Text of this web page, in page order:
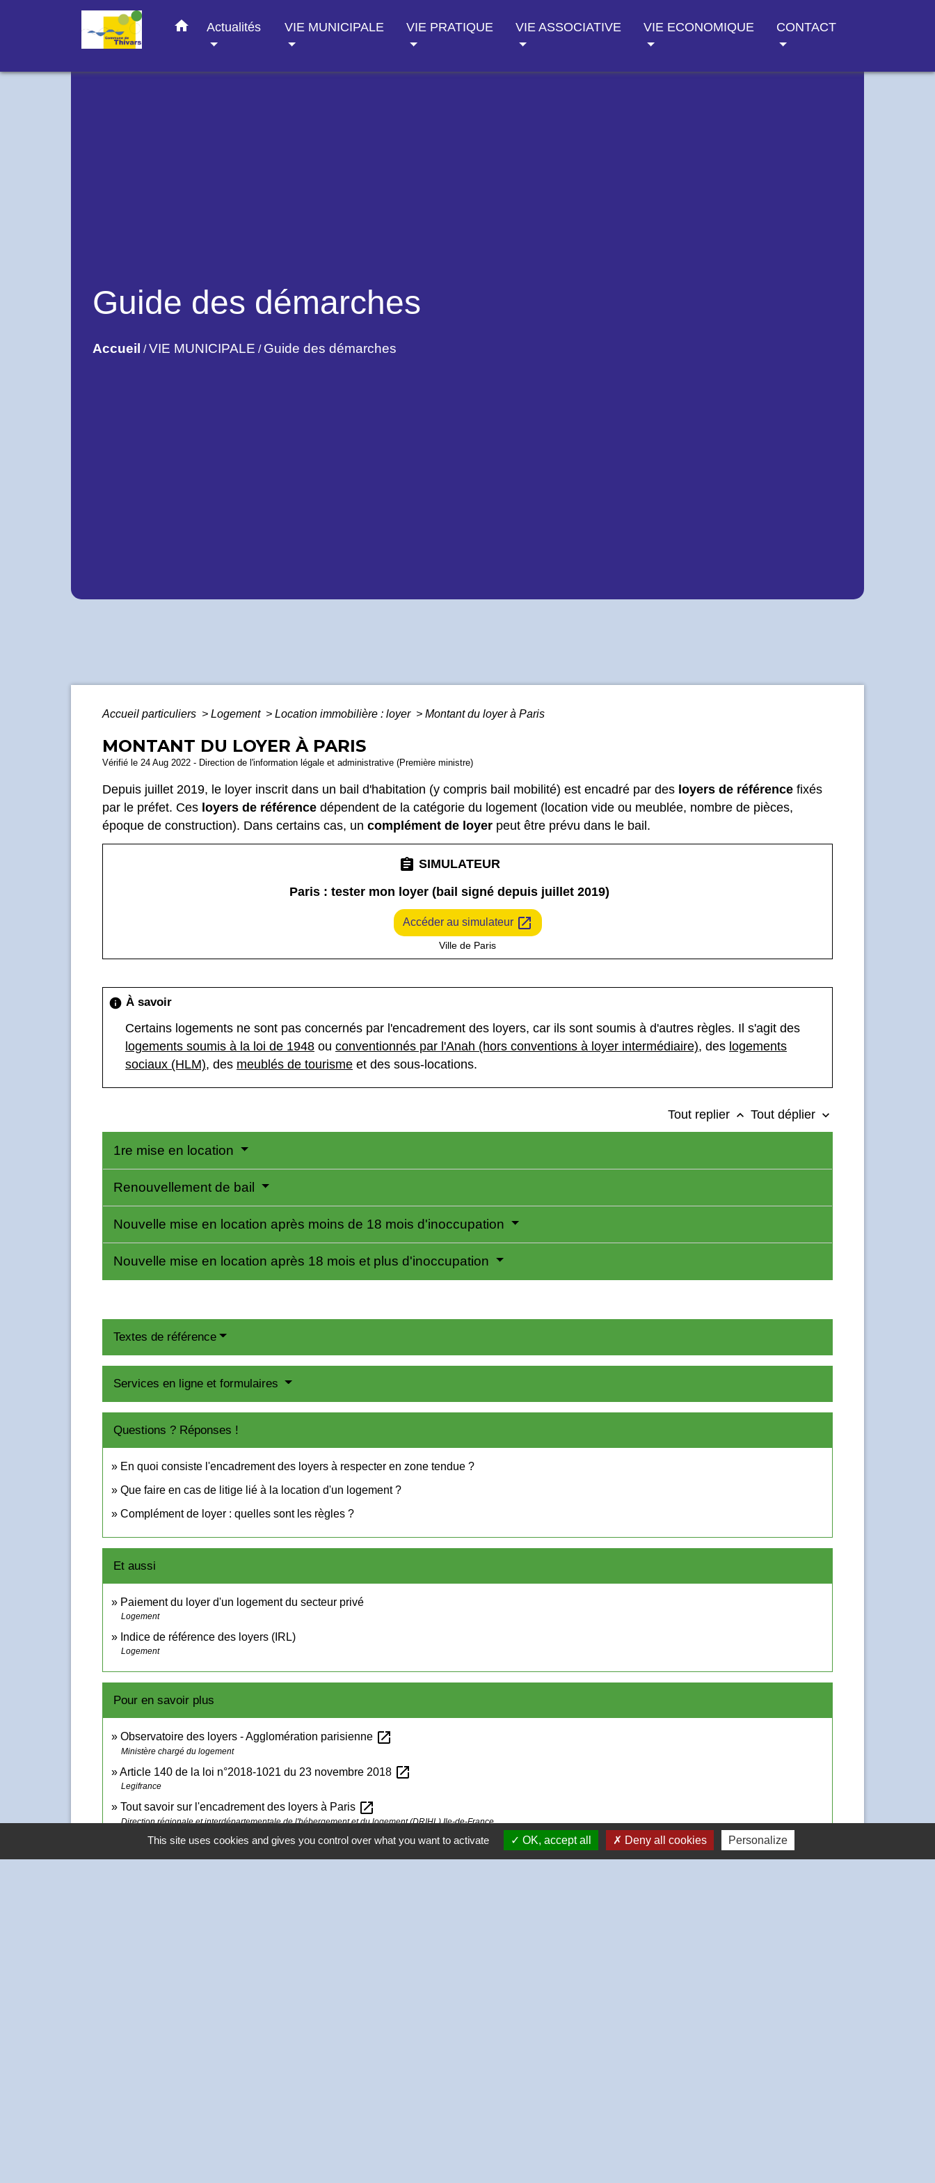
home Actualités VIE MUNICIPALE VIE PRATIQUE VIE ASSOCIATIVE VIE ECONOMIQUE CONTACT
Guide des démarches
Accueil /VIE MUNICIPALE / Guide des démarches
Accueil particuliers > Logement > Location immobilière : loyer > Montant du loyer à Paris
MONTANT DU LOYER À PARIS
Vérifié le 24 Aug 2022 - Direction de l'information légale et administrative (Première ministre)
Depuis juillet 2019, le loyer inscrit dans un bail d'habitation (y compris bail mobilité) est encadré par des loyers de référence fixés
par le préfet. Ces loyers de référence dépendent de la catégorie du logement (location vide ou meublée, nombre de pièces,
époque de construction). Dans certains cas, un complément de loyer peut être prévu dans le bail.
assignment SIMULATEUR
Paris : tester mon loyer (bail signé depuis juillet 2019)
Accéder au simulateur open_in_new
Ville de Paris
info À savoir
Certains logements ne sont pas concernés par l'encadrement des loyers, car ils sont soumis à d'autres règles. Il s'agit des
logements soumis à la loi de 1948 ou conventionnés par l'Anah (hors conventions à loyer intermédiaire), des logements
sociaux (HLM), des meublés de tourisme et des sous-locations.
Tout replier keyboard_arrow_up Tout déplier keyboard_arrow_down
1re mise en location
Renouvellement de bail
Nouvelle mise en location après moins de 18 mois d'inoccupation
Nouvelle mise en location après 18 mois et plus d'inoccupation
Textes de référence
Services en ligne et formulaires
Questions ? Réponses !
En quoi consiste l'encadrement des loyers à respecter en zone tendue ?
Que faire en cas de litige lié à la location d'un logement ?
Complément de loyer : quelles sont les règles ?
Et aussi
Paiement du loyer d'un logement du secteur privé
Logement
Indice de référence des loyers (IRL)
Logement
Pour en savoir plus
Observatoire des loyers - Agglomération parisienne open_in_new
Ministère chargé du logement
Article 140 de la loi n°2018-1021 du 23 novembre 2018 open_in_new
Legifrance
Tout savoir sur l'encadrement des loyers à Paris open_in_new
Direction régionale et interdépartementale de l'hébergement et du logement (DRIHL) Ile-de-France
Paris : arrêtés fixant les loyers de référenceopen_in_new
Direction régionale et interdépartementale de l'hébergement et du logement (DRIHL) Ile-de-France
This site uses cookies and gives you control over what you want to activate OK, accept all Deny all cookies Personalize